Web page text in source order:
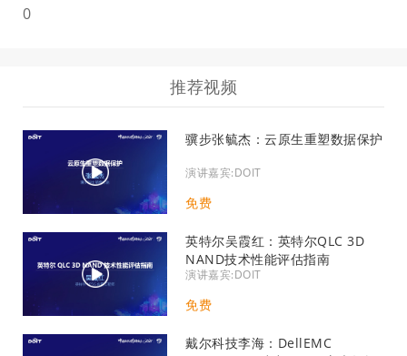
0
推荐视频
骥步张毓杰：云原生重塑数据保护
演讲嘉宾:DOIT
免费
英特尔吴霞红：英特尔QLC 3D
NAND技术性能评估指南
演讲嘉宾:DOIT
免费
戴尔科技李海：DellEMC